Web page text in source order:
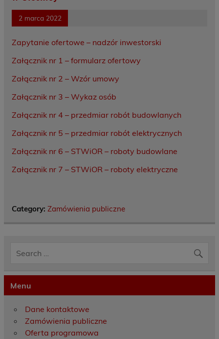
2 marca 2022
Zapytanie ofertowe – nadzór inwestorski
Załącznik nr 1 – formularz ofertowy
Załącznik nr 2 – Wzór umowy
Załącznik nr 3 – Wykaz osób
Załącznik nr 4 – przedmiar robót budowlanych
Załącznik nr 5 – przedmiar robót elektrycznych
Załącznik nr 6 – STWiOR – roboty budowlane
Załącznik nr 7 – STWiOR – roboty elektryczne
Category: Zamówienia publiczne
Menu
Dane kontaktowe
Zamówienia publiczne
Oferta programowa